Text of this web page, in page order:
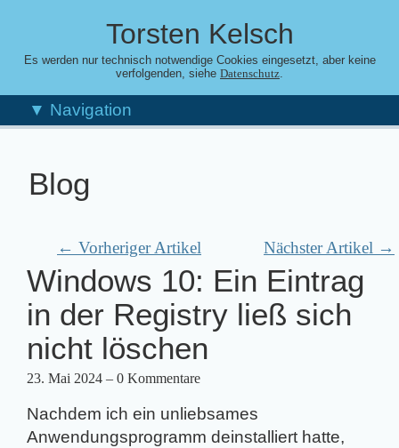
Torsten Kelsch
Es werden nur technisch notwendige Cookies eingesetzt, aber keine
verfolgenden, siehe Datenschutz.
▼ Navigation
Blog
← Vorheriger Artikel Nächster Artikel →
Windows 10: Ein Eintrag
in der Registry ließ sich
nicht löschen
23. Mai 2024 – 0 Kommentare
Nachdem ich ein unliebsames
Anwendungsprogramm deinstalliert hatte,